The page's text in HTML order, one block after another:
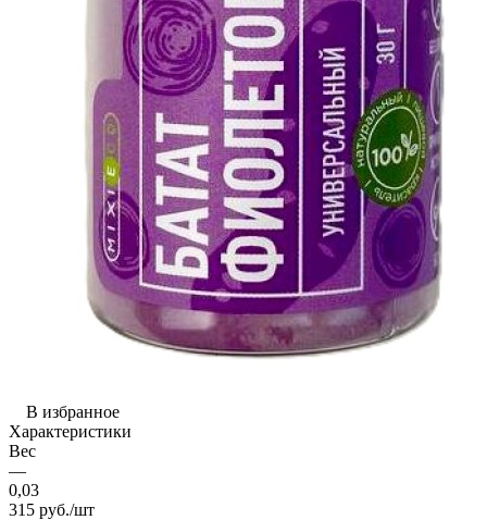
В избранное
Характеристики
Вес
—
0,03
315 руб./шт